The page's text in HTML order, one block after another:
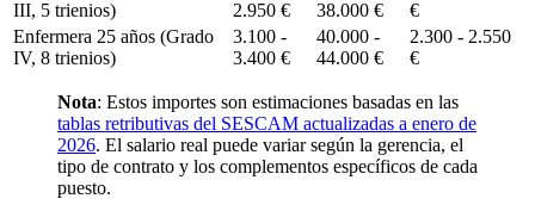
III, 5 trienios)
2.950 €
38.000 €
€
Enfermera 25 años (Grado
IV, 8 trienios)
3.100 -
3.400 €
40.000 -
44.000 €
2.300 - 2.550
€
Nota: Estos importes son estimaciones basadas en las
tablas retributivas del SESCAM actualizadas a enero de
2026. El salario real puede variar según la gerencia, el
tipo de contrato y los complementos específicos de cada
puesto.